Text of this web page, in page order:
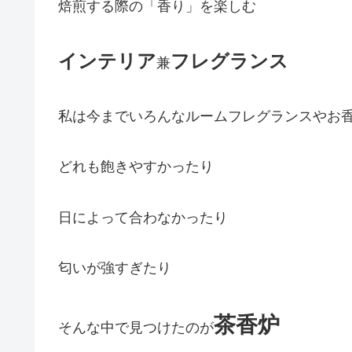
焙煎する際の「香り」を楽しむ
インテリア兼フレグランス
私は今までいろんなルームフレグランスやお
どれも飽きやすかったり
日によって合わなかったり
匂いが強すぎたり
そんな中で見つけたのが茶香炉